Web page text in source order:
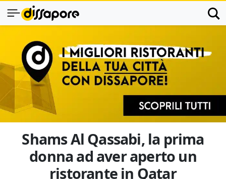
Shams Al Qassabi, la prima
donna ad aver aperto un
ristorante in Qatar